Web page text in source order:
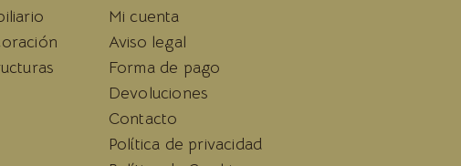
Mi cuenta
Aviso legal
Forma de pago
Devoluciones
Contacto
Política de privacidad